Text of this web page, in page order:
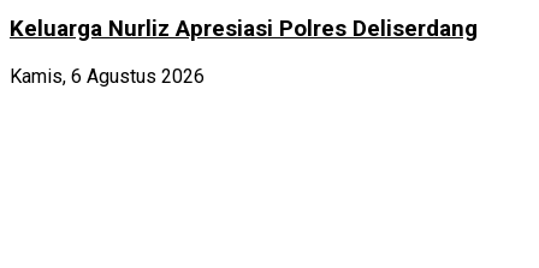
Keluarga Nurliz Apresiasi Polres Deliserdang
Kamis, 6 Agustus 2026